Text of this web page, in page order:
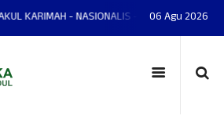
- NASIONALIS - TERAMPIL - ADAPTIF -
06 Agu 2026